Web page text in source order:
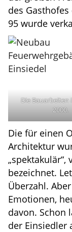
des
95 wurde
Die Bauarbeiten
2000.
Die für einen
Architektur
„spektakulär“,
bezeichnet.
Überzahl.
Emotionen,
davon. Schon
der Einsiedler